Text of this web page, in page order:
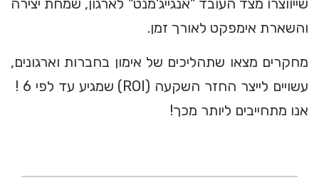
שייווצרו מצד העובד "אנגייג'מנט" לארגון, שמחת יצירה
והשארת אימפקט לאורך זמן.
מחקרים מצאו שתהליכים של אימון בחברות וארגונים,
עשויים לייצר החזר השקעה (ROI) שמגיע עד לפי 6 !
אנו מתחייבים ליותר מכך!